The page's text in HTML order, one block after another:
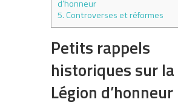
d’honneur
5.Controverses et réformes
Petits rappels
historiques sur la
Légion d’honneur